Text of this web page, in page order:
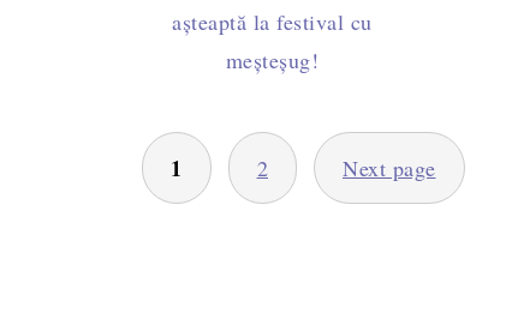
așteaptă la festival cu
meșteșug!
PAGINAȚIE
ARTICOLE
1 2 Next page